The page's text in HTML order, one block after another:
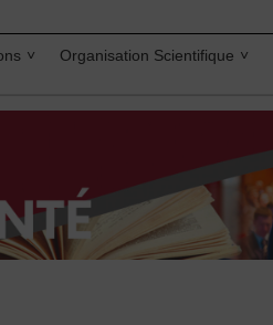
Organisation Scientifique